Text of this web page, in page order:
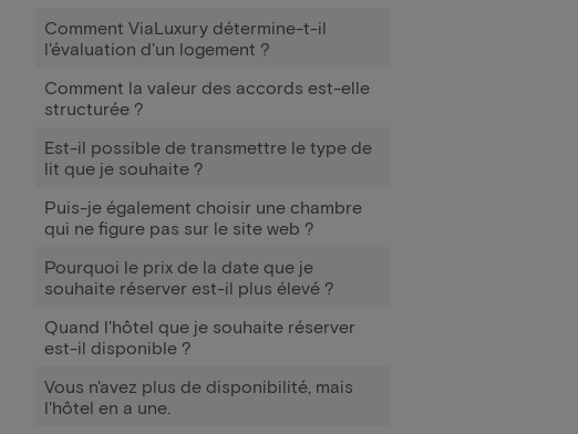
Comment ViaLuxury détermine-t-il
l'évaluation d'un logement ?
Comment la valeur des accords est-elle
structurée ?
Est-il possible de transmettre le type de
lit que je souhaite ?
Puis-je également choisir une chambre
qui ne figure pas sur le site web ?
Pourquoi le prix de la date que je
souhaite réserver est-il plus élevé ?
Quand l'hôtel que je souhaite réserver
est-il disponible ?
Vous n'avez plus de disponibilité, mais
l'hôtel en a une.